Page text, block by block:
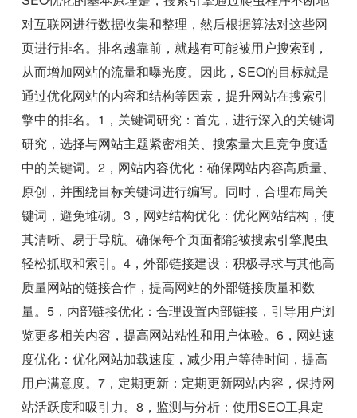
对互联网进行数据收集和整理，然后根据算法对这些网
页进行排名。排名越靠前，就越有可能被用户搜索到，
从而增加网站的流量和曝光度。因此，SEO的目标就是
通过优化网站的内容和结构等因素，提升网站在搜索引
擎中的排名。1，关键词研究：首先，进行深入的关键词
研究，选择与网站主题紧密相关、搜索量大且竞争度适
中的关键词。2，网站内容优化：确保网站内容高质量、
原创，并围绕目标关键词进行编写。同时，合理布局关
键词，避免堆砌。3，网站结构优化：优化网站结构，使
其清晰、易于导航。确保每个页面都能被搜索引擎爬虫
轻松抓取和索引。4，外部链接建设：积极寻求与其他高
质量网站的链接合作，提高网站的外部链接质量和数
量。5，内部链接优化：合理设置内部链接，引导用户浏
览更多相关内容，提高网站粘性和用户体验。6，网站速
度优化：优化网站加载速度，减少用户等待时间，提高
用户满意度。7，定期更新：定期更新网站内容，保持网
站活跃度和吸引力。8，监测与分析：使用SEO工具定